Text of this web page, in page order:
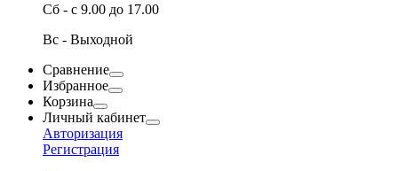
Сб - с 9.00 до 17.00
Вс - Выходной
Сравнение
Избранное
Корзина
Личный кабинет
Авторизация
Регистрация